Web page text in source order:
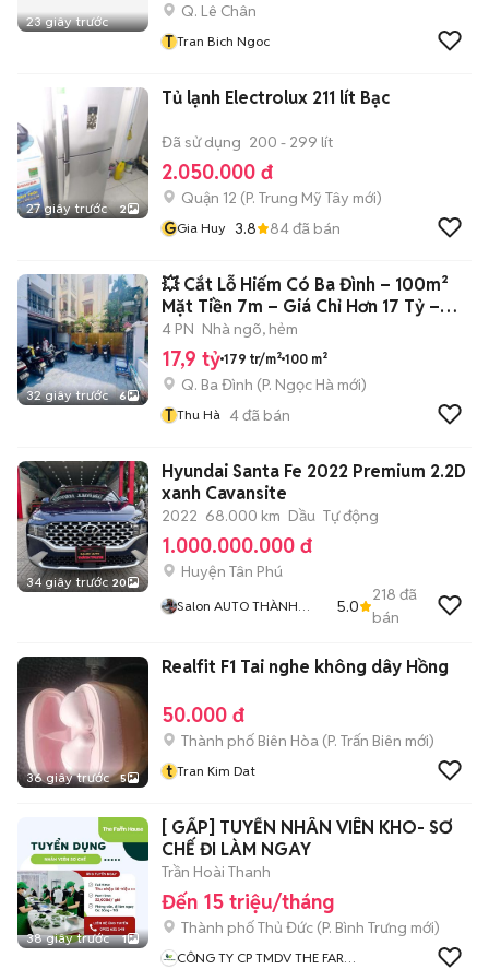
23 giây trước
Q. Lê Chân
T Tran Bich Ngoc
27 giây trước 2
Tủ lạnh Electrolux 211 lít Bạc
Đã sử dụng 200 - 299 lít
2.050.000 đ
Quận 12 (P. Trung Mỹ Tây mới)
GGia Huy 3.8 84đã bán
32 giây trước 6
💥 Cắt Lỗ Hiếm Có Ba Đình – 100m²
Mặt Tiền 7m – Giá Chỉ Hơn 17 Tỷ –
Chủ
4 PN Nhà ngõ, hẻm
17,9 tỷ 179 tr/m² 100 m²
Q. Ba Đình (P. Ngọc Hà mới)
T Thu Hà 4đã bán
34 giây trước 20
Hyundai Santa Fe 2022 Premium 2.2D
xanh Cavansite
2022 68.000 km Dầu Tự động
1.000.000.000 đ
Huyện Tân Phú
Salon AUTO THÀNH
5.0
218 đã
bán
36 giây trước 5
Realfit F1 Tai nghe không dây Hồng
50.000 đ
Thành phố Biên Hòa (P. Trấn Biên mới)
t Tran Kim Dat
38 giây trước 1
[ GẤP] TUYỂN NHÂN VIÊN KHO- SƠ
CHẾ ĐI LÀM NGAY
Trần Hoài Thanh
Đến 15 triệu/tháng
Thành phố Thủ Đức (P. Bình Trưng mới)
CÔNG TY CP TMDV THE FARM